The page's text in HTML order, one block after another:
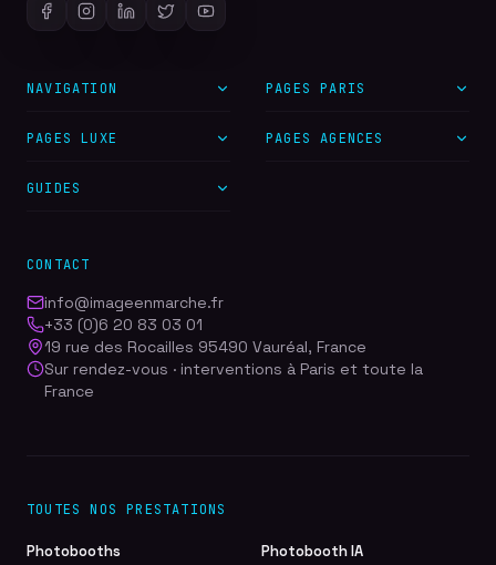
NAVIGATION PAGES PARIS
PAGES LUXE PAGES AGENCES
GUIDES
CONTACT
info@imageenmarche.fr
+33 (0)6 20 83 03 01
19 rue des Rocailles 95490 Vauréal, France
Sur rendez-vous · interventions à Paris et toute la
France
TOUTES NOS PRESTATIONS
Photobooths
Photobooth IA